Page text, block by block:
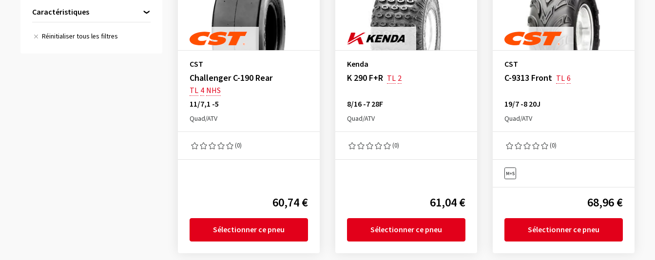
& plus(33)
Tous les avis(238)
Caractéristiques
Réinitialiser tous les filtres
CST
Challenger C-190 Rear
TL 4 NHS
11/7,1 -5
Quad/ATV
(0)
60,74 €
Sélectionner ce pneu
Kenda
K 290 F+R TL 2
8/16 -7 28F
Quad/ATV
(0)
61,04 €
Sélectionner ce pneu
CST
C-9313 Front TL6
19/7 -8 20J
Quad/ATV
(0)
68,96 €
Sélectionner ce pneu